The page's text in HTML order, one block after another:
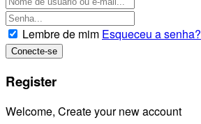
Lembre de mim Esqueceu a senha?
Register
Welcome, Create your new account